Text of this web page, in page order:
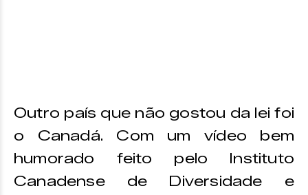
Outro país que não gostou da lei foi
o Canadá. Com um vídeo bem
humorado feito pelo Instituto
Canadense de Diversidade e